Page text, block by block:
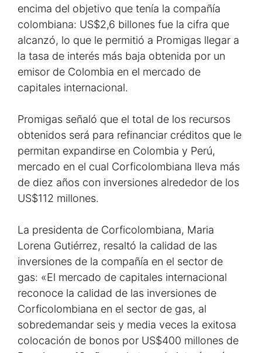
encima del objetivo que tenía la compañía
colombiana: US$2,6 billones fue la cifra que
alcanzó, lo que le permitió a Promigas llegar a
la tasa de interés más baja obtenida por un
emisor de Colombia en el mercado de
capitales internacional.
Promigas señaló que el total de los recursos
obtenidos será para refinanciar créditos que le
permitan expandirse en Colombia y Perú,
mercado en el cual Corficolombiana lleva más
de diez años con inversiones alrededor de los
US$112 millones.
La presidenta de Corficolombiana, Maria
Lorena Gutiérrez, resaltó la calidad de las
inversiones de la compañía en el sector de
gas: «El mercado de capitales internacional
reconoce la calidad de las inversiones de
Corficolombiana en el sector de gas, al
sobredemandar seis y media veces la exitosa
colocación de bonos por US$400 millones de